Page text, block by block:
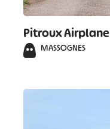
Pitroux Airplane
MASSOGNES